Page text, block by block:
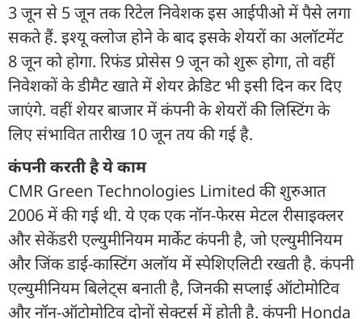
3 जून से 5 जून तक रिटेल निवेशक इस आईपीओ में पैसे लगा
सकते हैं. इश्यू क्लोज होने के बाद इसके शेयरों का अलॉटमेंट
8 जून को होगा. रिफंड प्रोसेस 9 जून को शुरू होगा, तो वहीं
निवेशकों के डीमैट खाते में शेयर क्रेडिट भी इसी दिन कर दिए
जाएंगे. वहीं शेयर बाजार में कंपनी के शेयरों की लिस्टिंग के
लिए संभावित तारीख 10 जून तय की गई है.
कंपनी करती है ये काम
CMR Green Technologies Limited की शुरुआत
2006 में की गई थी. ये एक एक नॉन-फेरस मेटल रीसाइक्लर
और सेकेंडरी एल्युमीनियम मार्केट कंपनी है, जो एल्युमीनियम
और जिंक डाई-कास्टिंग अलॉय में स्पेशिएलिटी रखती है. कंपनी
एल्युमीनियम बिलेट्स बनाती है, जिनकी सप्लाई ऑटोमोटिव
और नॉन-ऑटोमोटिव दोनों सेक्टर्स में होती है. कंपनी Honda